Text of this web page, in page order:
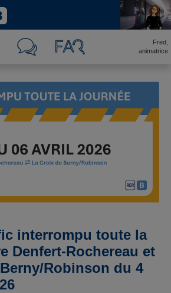
Fred,
animatrice
interrompu toute la
Denfert-Rochereau et
Robinson du 4